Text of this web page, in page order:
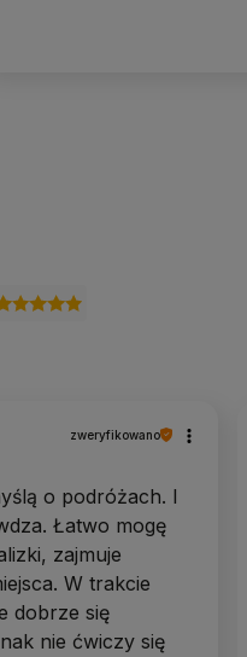
zweryfikowano
o podróżach. I
Łatwo mogę
zajmuje
W trakcie
dobrze się
nie ćwiczy się